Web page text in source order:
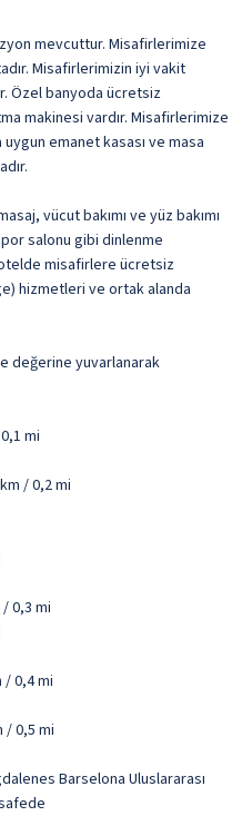
mevcuttur. Misafirlerimize
Misafirlerimizin iyi vakit
Özel banyoda ücretsiz
makinesi vardır. Misafirlerimize
emanet kasası ve masa
vücut bakımı ve yüz bakımı
salonu gibi dinlenme
misafirlere ücretsiz
hizmetleri ve ortak alanda
değerine yuvarlanarak
mi
/ 0,2 mi
0,3 mi
/ 0,4 mi
/ 0,5 mi
Barselona Uluslararası